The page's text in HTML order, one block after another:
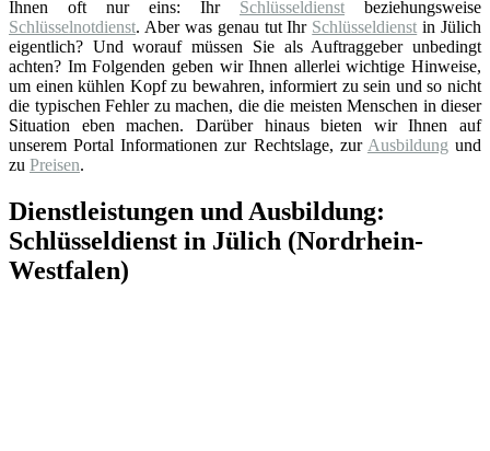
Ihnen oft nur eins: Ihr Schlüsseldienst beziehungsweise
Schlüsselnotdienst. Aber was genau tut Ihr Schlüsseldienst in Jülich
eigentlich? Und worauf müssen Sie als Auftraggeber unbedingt
achten? Im Folgenden geben wir Ihnen allerlei wichtige Hinweise,
um einen kühlen Kopf zu bewahren, informiert zu sein und so nicht
die typischen Fehler zu machen, die die meisten Menschen in dieser
Situation eben machen. Darüber hinaus bieten wir Ihnen auf
unserem Portal Informationen zur Rechtslage, zur Ausbildung und
zu Preisen.
Dienstleistungen und Ausbildung:
Schlüsseldienst in Jülich (Nordrhein-
Westfalen)